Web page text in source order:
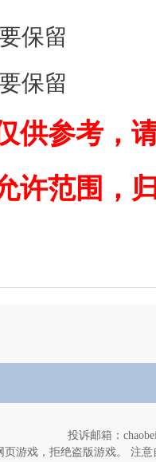
保留
保留
供参考，
许范围，
投诉邮箱：
页游戏，拒绝盗版游戏。 注